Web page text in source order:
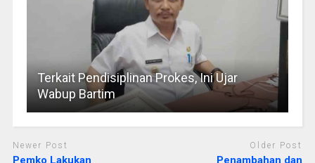
Terkait Pendisiplinan Prokes, Ini Ujar
Wabup Bartim
Newer Post
Pemko Lakukan
Older Post
Penambahan dan